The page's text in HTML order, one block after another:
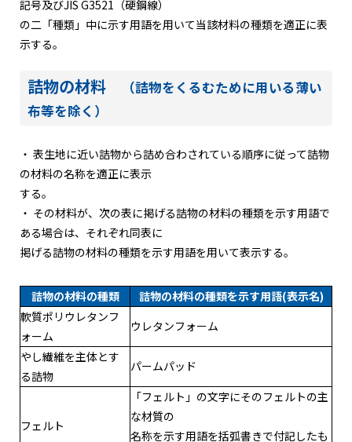
記号及びJIS G3521（硬鋼線）
の二「種類」中に示す用語を用いて当該材料の種類を適正に表
示する。
詰物の材料
（詰物をくるむために用いる薄い
布等を除く）
・ 表生地に近い詰物から詰め合わされている順序に従って詰物
の材料の名称を適正に表示
する。
・ その材料が、次の表に掲げる詰物の材料の種類を示す用語で
ある場合は、それぞれ同表に
掲げる詰物の材料の種類を示す用語を用いて表示する。
詰物の材料の種類
詰物の材料の種類を示す用語(表示名)
軟質ポリウレタンフ
ォーム
ウレタンフォーム
やし繊維を主体とす
る詰物
パームパッド
フェルト
「フェルト」の文字にそのフェルトの主
な材質の
名称を示す用語を括弧書きで付記したも